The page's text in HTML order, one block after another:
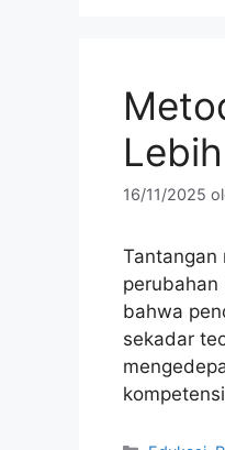
16/11/2025
Tantangan
bahwa
sekadar